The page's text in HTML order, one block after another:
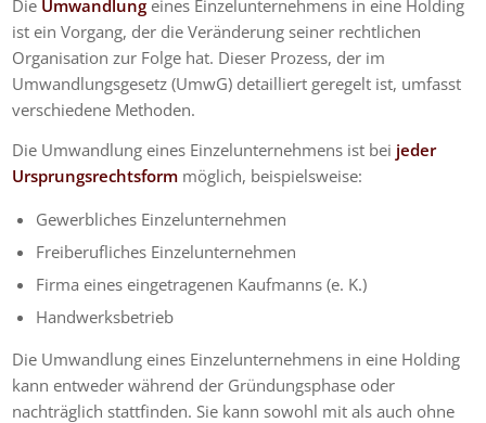
Die Umwandlung eines Einzelunternehmens in eine Holding
ist ein Vorgang, der die Veränderung seiner rechtlichen
Organisation zur Folge hat. Dieser Prozess, der im
Umwandlungsgesetz (UmwG) detailliert geregelt ist, umfasst
verschiedene Methoden.
Die Umwandlung eines Einzelunternehmens ist bei jeder
Ursprungsrechtsform möglich, beispielsweise:
Gewerbliches Einzelunternehmen
Freiberufliches Einzelunternehmen
Firma eines eingetragenen Kaufmanns (e. K.)
Handwerksbetrieb
Die Umwandlung eines Einzelunternehmens in eine Holding
kann entweder während der Gründungsphase oder
nachträglich stattfinden. Sie kann sowohl mit als auch ohne